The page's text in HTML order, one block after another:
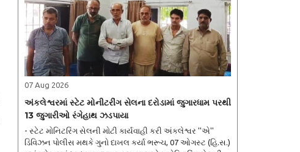
07 Aug 2026
અંકલેશ્વરમાં સ્ટેટ મોનીટરીંગ સેલના દરોડામાં જુગારધામ પરથી
13 જુગારીઓ રંગેહાથ ઝડપાયા
- સ્ટેટ મોનિટરિંગ સેલની મોટી કાર્યવાહી કરી અંકલેશ્વર ''એ''
ડિવિઝન પોલીસ મથકે ગુનો દાખલ કર્યા ભરૂચ, 07 ઓગસ્ટ (હિ.સ.)